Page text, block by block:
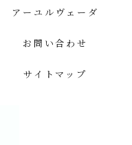
アーユルヴェーダ
お問い合わせ
サイトマップ